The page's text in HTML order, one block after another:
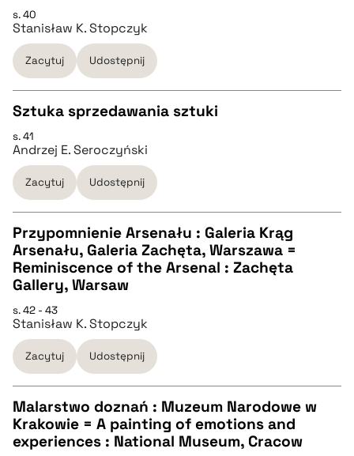
pobierz cytat
BIBTEX
pobierz cytat
s. 40
Stanisław K. Stopczyk
Zacytuj Udostępnij
CZYSTY TEKST
pobierz cytat
BIBTEX
pobierz cytat
Sztuka sprzedawania sztuki
s. 41
Andrzej E. Seroczyński
Zacytuj Udostępnij
CZYSTY TEKST
pobierz cytat
BIBTEX
pobierz cytat
Przypomnienie Arsenału : Galeria Krąg
Arsenału, Galeria Zachęta, Warszawa =
Reminiscence of the Arsenal : Zachęta
Gallery, Warsaw
s. 42 - 43
Stanisław K. Stopczyk
Zacytuj Udostępnij
CZYSTY TEKST
Malarstwo doznań : Muzeum Narodowe w
Krakowie = A painting of emotions and
experiences : National Museum, Cracow